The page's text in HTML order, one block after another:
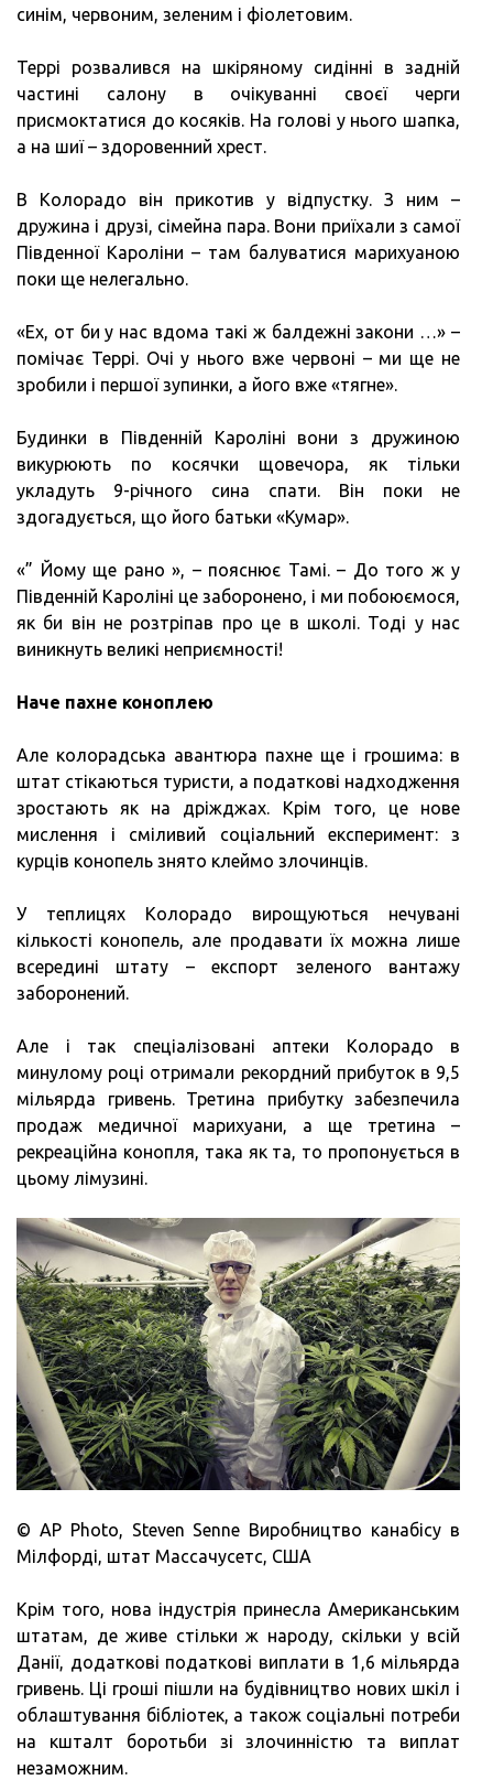
синім, червоним, зеленим і фіолетовим.
Террі розвалився на шкіряному сидінні в задній
частині салону в очікуванні своєї черги
присмоктатися до косяків. На голові у нього шапка,
а на шиї – здоровенний хрест.
В Колорадо він прикотив у відпустку. З ним –
дружина і друзі, сімейна пара. Вони приїхали з самої
Південної Кароліни – там балуватися марихуаною
поки ще нелегально.
«Ех, от би у нас вдома такі ж балдежні закони …» –
помічає Террі. Очі у нього вже червоні – ми ще не
зробили і першої зупинки, а його вже «тягне».
Будинки в Південній Кароліні вони з дружиною
викурюють по косячки щовечора, як тільки
укладуть 9-річного сина спати. Він поки не
здогадується, що його батьки «Кумар».
«” Йому ще рано », – пояснює Тамі. – До того ж у
Південній Кароліні це заборонено, і ми побоюємося,
як би він не розтріпав про це в школі. Тоді у нас
виникнуть великі неприємності!
Наче пахне коноплею
Але колорадська авантюра пахне ще і грошима: в
штат стікаються туристи, а податкові надходження
зростають як на дріжджах. Крім того, це нове
мислення і сміливий соціальний експеримент: з
курців конопель знято клеймо злочинців.
У теплицях Колорадо вирощуються нечувані
кількості конопель, але продавати їх можна лише
всередині штату – експорт зеленого вантажу
заборонений.
Але і так спеціалізовані аптеки Колорадо в
минулому році отримали рекордний прибуток в 9,5
мільярда гривень. Третина прибутку забезпечила
продаж медичної марихуани, а ще третина –
рекреаційна конопля, така як та, то пропонується в
цьому лімузині.
© AP Photo, Steven Senne Виробництво канабісу в
Мілфорді, штат Массачусетс, США
Крім того, нова індустрія принесла Американським
штатам, де живе стільки ж народу, скільки у всій
Данії, додаткові податкові виплати в 1,6 мільярда
гривень. Ці гроші пішли на будівництво нових шкіл і
облаштування бібліотек, а також соціальні потреби
на кшталт боротьби зі злочинністю та виплат
незаможним.